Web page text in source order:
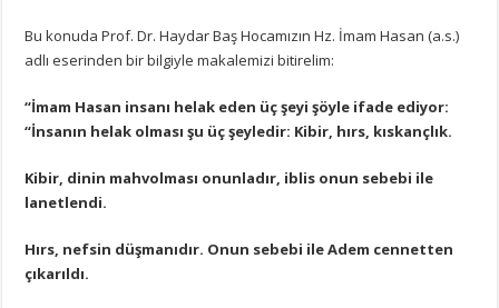
Bu konuda Prof. Dr. Haydar Baş Hocamızın Hz. İmam Hasan (a.s.)
adlı eserinden bir bilgiyle makalemizi bitirelim:
“İmam Hasan insanı helak eden üç şeyi şöyle ifade ediyor:
“İnsanın helak olması şu üç şeyledir: Kibir, hırs, kıskançlık.
Kibir, dinin mahvolması onunladır, iblis onun sebebi ile
lanetlendi.
Hırs, nefsin düşmanıdır. Onun sebebi ile Adem cennetten
çıkarıldı.